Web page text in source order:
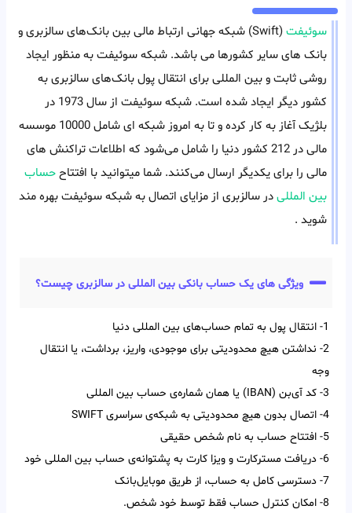
سوئیفت
(Swift) شبکه جهانی ارتباط‌ مالی بین بانک‌های سالزبری و
بانک های سایر کشورها می باشد. شبکه سوئیفت به منظور ایجاد
روشی ثابت و بین المللی برای انتقال پول بانک‌های سالزبری به
کشور دیگر ایجاد شده است. شبکه سوئیفت از سال 1973 در
بلژیک آغاز به کار کرده و تا به امروز شبکه ای شامل 10000 موسسه
مالی در 212 کشور دنیا را شامل می‌شود که اطلاعات تراکنش های
مالی را برای یکدیگر ارسال می‌کنند. شما میتوانید با افتتاححساب
بین المللیدر سالزبری از مزایای اتصال به شبکه سوئیفت بهره مند
شوید .
ویژگی های یک حساب بانکی بین المللی در سالزبری چیست؟
1- انتقال پول به تمام حساب‌‌های بین‌‌ المللی دنیا
2- نداشتن هیچ محدودیتی برای موجودی، واریز، برداشت، یا انتقال
وجه
3- کد آی‌‌بن (IBAN) یا همان شماره‌ی حساب بین‌ المللی
4- اتصال بدون هیچ محدودیتی به شبکه‌ی سراسری SWIFT
5- افتتاح حساب به نام شخص حقیقی
6- دریافت مسترکارت و ویزا کارت به پشتوانه‌ی حساب بین المللی خود
7- دسترسی کامل به حساب، از طریق موبایل‌بانک
8- امکان کنترل حساب فقط توسط خود شخص.